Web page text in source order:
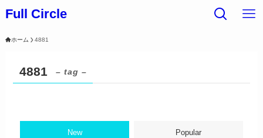
Full Circle
ホーム 4881
4881 – tag –
New Popular